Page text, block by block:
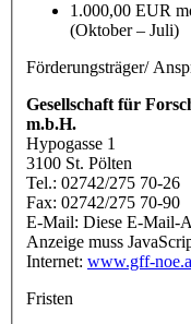
1.000,00 EUR
(Oktober – Juli)
Förderungsträger/
Gesellschaft für
m.b.H.
Hypogasse 1
3100 St. Pölten
Tel.: 02742/275 70-26
Fax: 02742/275 70-90
E-Mail: Diese E-Mail-
Anzeige muss
Internet: www.gff-
Fristen